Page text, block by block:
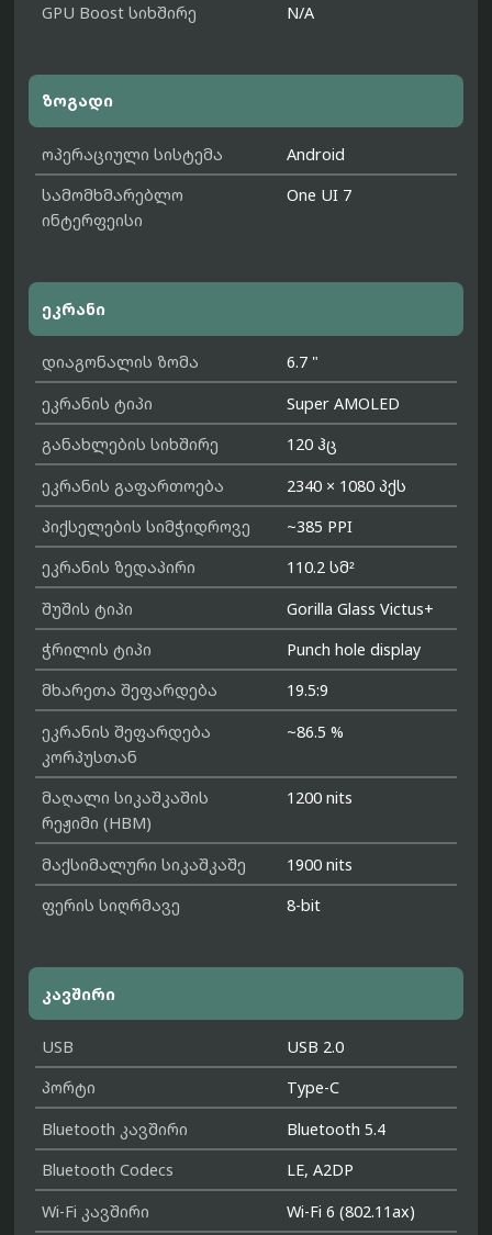
GPU Boost სიხშირე
N/A
ზოგადი
ოპერაციული სისტემა
Android
სამომხმარებლო
ინტერფეისი
One UI 7
ეკრანი
დიაგონალის ზომა
6.7 "
ეკრანის ტიპი
Super AMOLED
განახლების სიხშირე
120 ჰც
ეკრანის გაფართოება
2340 × 1080 პქს
პიქსელების სიმჭიდროვე
~385 PPI
ეკრანის ზედაპირი
110.2 სმ²
შუშის ტიპი
Gorilla Glass Victus+
ჭრილის ტიპი
Punch hole display
მხარეთა შეფარდება
19.5:9
ეკრანის შეფარდება
კორპუსთან
~86.5 %
მაღალი სიკაშკაშის
რეჟიმი (HBM)
1200 nits
მაქსიმალური სიკაშკაშე
1900 nits
ფერის სიღრმავე
8-bit
კავშირი
USB
USB 2.0
პორტი
Type-C
Bluetooth კავშირი
Bluetooth 5.4
Bluetooth Codecs
LE, A2DP
Wi-Fi კავშირი
Wi-Fi 6 (802.11ax)